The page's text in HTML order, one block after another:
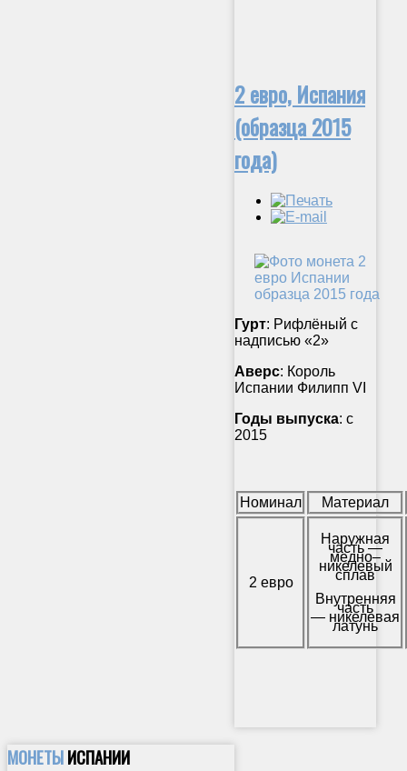
2 евро, Испания
(образца 2015
года)
Гурт: Рифлёный с
надписью «2»
Аверс: Король
Испании Филипп VI
Годы выпуска: с
2015
Номинал Материал
2 евро
Наружная
часть —
медно–
никелевый
сплав
Внутренняя
часть
— никелевая
латунь
МОНЕТЫИСПАНИИ